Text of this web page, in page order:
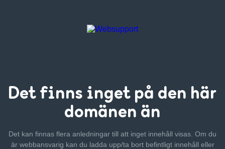
Det finns inget på den här
domänen än
Det kan finnas flera anledningar till att inget innehåll visas. Om du
är webbansvarig kan du ladda upp/ta bort befintligt innehåll eller